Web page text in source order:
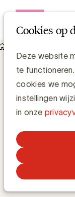
Cookies op
Deze website
te
cookies we
instellingen
in onze
Hoe werkt
TRAINING 24/7